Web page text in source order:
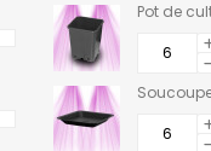
Pot de